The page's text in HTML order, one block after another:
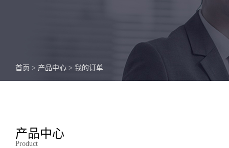
首页 > 产品中心 > 我的订单
产品中心
Product